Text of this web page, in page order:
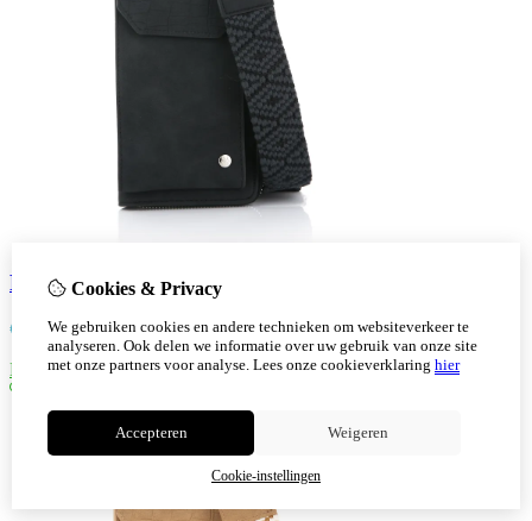
Portemonee telefoon tasje kleur zwart
€
14,95
Bestellen
Cookies & Privacy
We gebruiken cookies en andere technieken om websiteverkeer te
analyseren. Ook delen we informatie over uw gebruik van onze site
met onze partners voor analyse. Lees onze cookieverklaring hier
Accepteren Weigeren
Cookie-instellingen